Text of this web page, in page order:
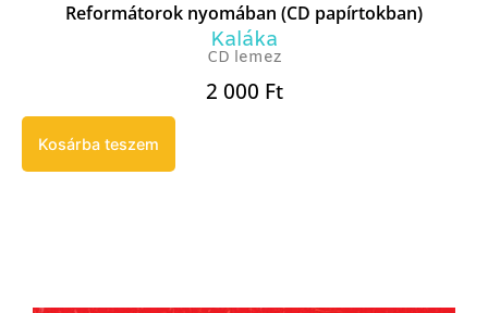
Reformátorok nyomában (CD papírtokban)
Kaláka
CD lemez
2 000 Ft
Kosárba teszem